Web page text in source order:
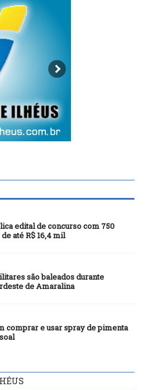
edital de concurso com 750
até R$ 16,4 mil
são baleados durante
de Amaralina
comprar e usar spray de pimenta